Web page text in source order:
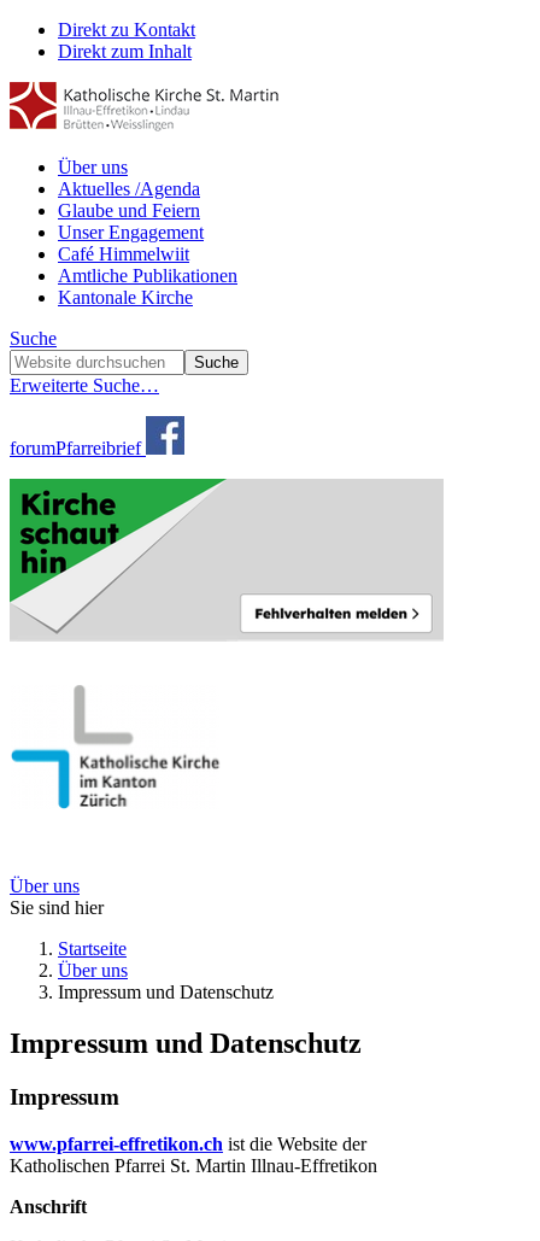
Direkt zu Kontakt
Direkt zum Inhalt
Über uns
Aktuelles /Agenda
Glaube und Feiern
Unser Engagement
Café Himmelwiit
Amtliche Publikationen
Kantonale Kirche
Suche
Erweiterte Suche…
forumPfarreibrief
Über uns
Sie sind hier
Startseite
Über uns
Impressum und Datenschutz
Impressum und Datenschutz
Impressum
www.pfarrei-effretikon.ch ist die Website der
Katholischen Pfarrei St. Martin Illnau-Effretikon
Anschrift